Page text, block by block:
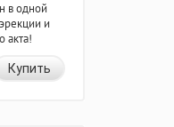
в одной
и
акта!
Купить